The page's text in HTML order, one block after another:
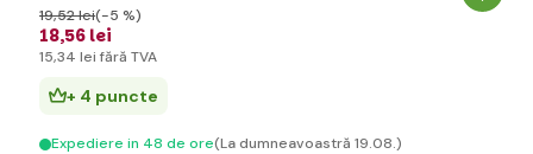
18,56 lei
19,52 lei(-5 %)
15,34 lei fără TVA
+ 4 puncte
Expediere in 48 de ore(La dumneavoastră 19.08.)